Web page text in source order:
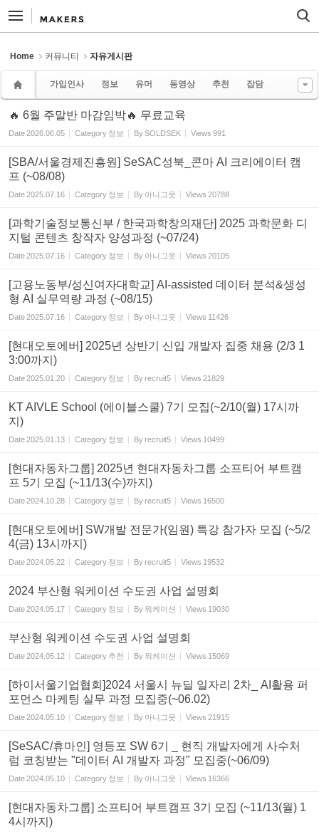
Home 커뮤니티 자유게시판
가입인사 정보 유머 동영상 추천 잡담
🔥 6월 주말반 마감임박🔥 무료교육
Date2026.06.05 Category 정보 BySOLDSEK Views 991
[SBA/서울경제진흥원] SeSAC성북_콘마 AI 크리에이터 캠
프 (~08/08)
Date2025.07.16 Category 정보 By 아니그웃 Views 20788
[과학기술정보통신부 / 한국과학창의재단] 2025 과학문화 디
지털 콘텐츠 창작자 양성과정 (~07/24)
Date2025.07.16 Category 정보 By 아니그웃 Views 20105
[고용노동부/성신여자대학교] AI-assisted 데이터 분석&생성
형 AI 실무역량 과정 (~08/15)
Date2025.07.16 Category 정보 By 아니그웃 Views 11426
[현대오토에버] 2025년 상반기 신입 개발자 집중 채용 (2/3 1
3:00까지)
Date2025.01.20 Category 정보 Byrecruit5 Views 21829
KT AIVLE School (에이블스쿨) 7기 모집(~2/10(월) 17시까
지)
Date2025.01.13 Category 정보 Byrecruit5 Views 10499
[현대자동차그룹] 2025년 현대자동차그룹 소프티어 부트캠
프 5기 모집 (~11/13(수)까지)
Date2024.10.28 Category 정보 Byrecruit5 Views 16500
[현대오토에버] SW개발 전문가(임원) 특강 참가자 모집 (~5/2
4(금) 13시까지)
Date2024.05.22 Category 정보 Byrecruit5 Views 19532
2024 부산형 워케이션 수도권 사업 설명회
Date2024.05.17 Category 정보 By워케이션 Views 19030
부산형 워케이션 수도권 사업 설명회
Date2024.05.12 Category 추천 By워케이션 Views 15069
[하이서울기업협회]2024 서울시 뉴딜 일자리 2차_ AI활용 퍼
포먼스 마케팅 실무 과정 모집중(~06.02)
Date2024.05.10 Category 정보 By 아니그웃 Views 21915
[SeSAC/휴마인] 영등포 SW 6기 _ 현직 개발자에게 사수처
럼 코칭받는 "데이터 AI 개발자 과정" 모집중(~06/09)
Date2024.05.10 Category 정보 By 아니그웃 Views 16366
[현대자동차그룹] 소프티어 부트캠프 3기 모집 (~11/13(월) 1
4시까지)